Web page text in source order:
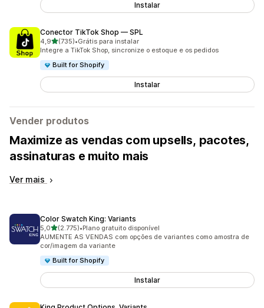
Instalar
Conector TikTok Shop — SPL
4,9de 5 estrelas
(735)
735 avaliações ao todo
•Grátis para instalar
Integre a TikTok Shop, sincronize o estoque e os pedidos
Built for Shopify
Instalar
Vender produtos
Maximize as vendas com upsells, pacotes,
assinaturas e muito mais
Ver mais
Color Swatch King: Variants
5,0de 5 estrelas
(2.775)
2775 avaliações ao todo
•Plano gratuito disponível
AUMENTE AS VENDAS com opções de variantes como amostra de
cor/imagem da variante
Built for Shopify
Instalar